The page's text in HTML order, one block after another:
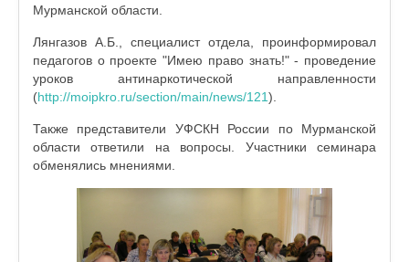
Мурманской области.
Лянгазов А.Б., специалист отдела, проинформировал
педагогов о проекте "Имею право знать!" - проведение
уроков антинаркотической направленности
(http://moipkro.ru/section/main/news/121).
Также представители УФСКН России по Мурманской
области ответили на вопросы. Участники семинара
обменялись мнениями.